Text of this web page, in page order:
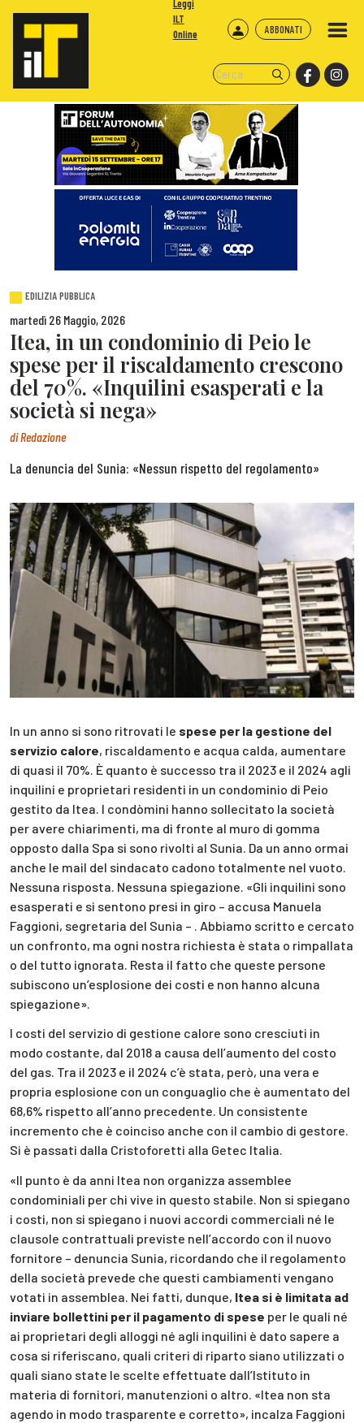
ABBONATI
Leggi
ILT
Online
EDILIZIA PUBBLICA
martedì 26 Maggio, 2026
Itea, in un condominio di Peio le
spese per il riscaldamento crescono
del 70%. «Inquilini esasperati e la
società si nega»
diRedazione
La denuncia del Sunia: «Nessun rispetto del regolamento»
In un anno si sono ritrovati le spese per la gestione del
servizio calore, riscaldamento e acqua calda, aumentare
di quasi il 70%. È quanto è successo tra il 2023 e il 2024 agli
inquilini e proprietari residenti in un condominio di Peio
gestito da Itea. I condòmini hanno sollecitato la società
per avere chiarimenti, ma di fronte al muro di gomma
opposto dalla Spa si sono rivolti al Sunia. Da un anno ormai
anche le mail del sindacato cadono totalmente nel vuoto.
Nessuna risposta. Nessuna spiegazione. «Gli inquilini sono
esasperati e si sentono presi in giro – accusa Manuela
Faggioni, segretaria del Sunia – . Abbiamo scritto e cercato
un confronto, ma ogni nostra richiesta è stata o rimpallata
o del tutto ignorata. Resta il fatto che queste persone
subiscono un’esplosione dei costi e non hanno alcuna
spiegazione».
I costi del servizio di gestione calore sono cresciuti in
modo costante, dal 2018 a causa dell’aumento del costo
del gas. Tra il 2023 e il 2024 c’è stata, però, una vera e
propria esplosione con un conguaglio che è aumentato del
68,6% rispetto all’anno precedente. Un consistente
incremento che è coinciso anche con il cambio di gestore.
Si è passati dalla Cristoforetti alla Getec Italia.
«Il punto è da anni Itea non organizza assemblee
condominiali per chi vive in questo stabile. Non si spiegano
i costi, non si spiegano i nuovi accordi commerciali né le
clausole contrattuali previste nell’accordo con il nuovo
fornitore – denuncia Sunia, ricordando che il regolamento
della società prevede che questi cambiamenti vengano
votati in assemblea. Nei fatti, dunque, Itea si è limitata ad
inviare bollettini per il pagamento di spese per le quali né
ai proprietari degli alloggi né agli inquilini è dato sapere a
cosa si riferiscano, quali criteri di riparto siano utilizzati o
quali siano state le scelte effettuate dall’Istituto in
materia di fornitori, manutenzioni o altro. «Itea non sta
agendo in modo trasparente e corretto», incalza Faggioni